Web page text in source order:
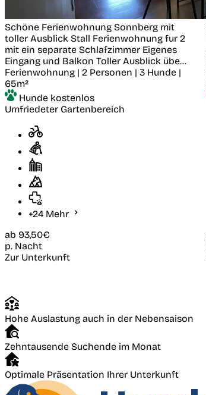
Schöne Ferienwohnung Sonnberg mit
toller Ausblick Stall Ferienwohnung fur 2
mit ein separate Schlafzimmer Eigenes
Eingang und Balkon Toller Ausblick übe...
Ferienwohnung | 2 Personen | 3 Hunde |
65m²
Hunde kostenlos
Umfriedeter Gartenbereich
+24 Mehr
ab 93,50€
p. Nacht
Zur Unterkunft
Hohe Auslastung auch in der Nebensaison
Zehntausende Suchende im Monat
Optimale Präsentation Ihrer Unterkunft